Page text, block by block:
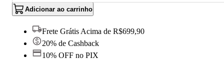
Adicionar ao carrinho
Frete Grátis Acima de R$699,90
20% de Cashback
10% OFF no PIX